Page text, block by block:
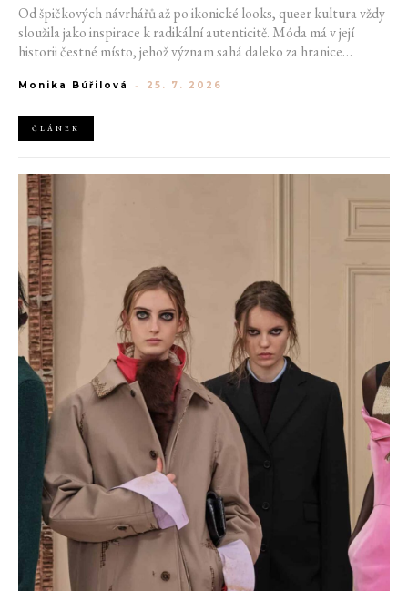
Od špičkových návrhářů až po ikonické looks, queer kultura vždy
sloužila jako inspirace k radikální autenticitě. Móda má v její
historii čestné místo, jehož význam sahá daleko za hranice
postihům a nebezpečí, fungovalo právě oblečení jako tichý jazyk.
druhého a díky velkolepé ballroom scéně měli i lidé na okraji
společnosti prostor zářit na molech. Jak se queer kultura
Monika Búřilová - 25. 7. 2026
ČLÁNEK